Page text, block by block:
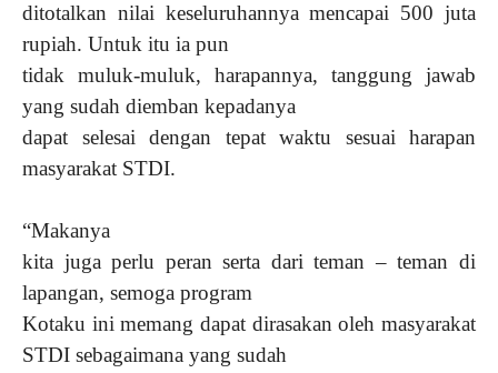
ditotalkan nilai keseluruhannya mencapai 500 juta
rupiah. Untuk itu ia pun
tidak muluk-muluk, harapannya, tanggung jawab
yang sudah diemban kepadanya
dapat selesai dengan tepat waktu sesuai harapan
masyarakat STDI.
“Makanya
kita juga perlu peran serta dari teman – teman di
lapangan, semoga program
Kotaku ini memang dapat dirasakan oleh masyarakat
STDI sebagaimana yang sudah